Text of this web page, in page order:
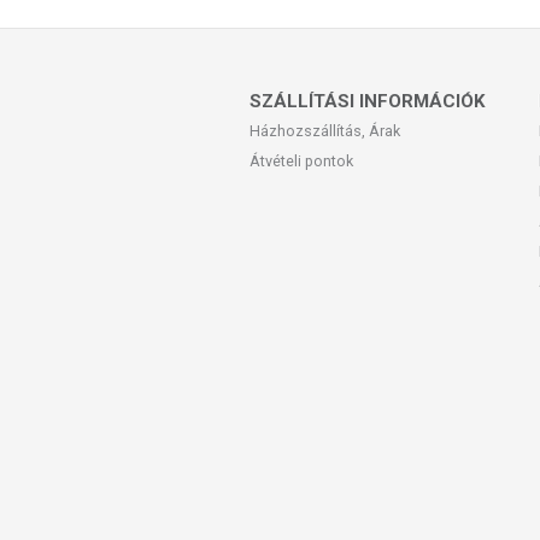
SZÁLLÍTÁSI INFORMÁCIÓK
Házhozszállítás, Árak
Átvételi pontok